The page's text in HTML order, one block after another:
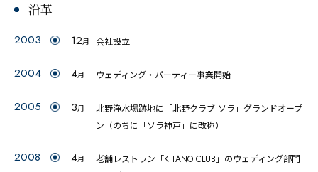
沿革
2003 12月 会社設立
2004 4月 ウェディング・パーティー事業開始
2005 3月
北野浄水場跡地に「北野クラブ ソラ」グランドオープ
ン（のちに「ソラ神戸」に改称）
2008 4月
老舗レストラン「KITANO CLUB」のウェディング部門